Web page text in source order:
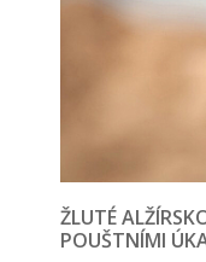
ŽLUTÉ
POUŠTNÍMI